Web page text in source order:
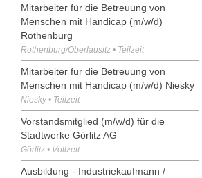
Mitarbeiter für die Betreuung von
Menschen mit Handicap (m/w/d)
Rothenburg
Rothenburg/Oberlausitz • Teilzeit
Mitarbeiter für die Betreuung von
Menschen mit Handicap (m/w/d) Niesky
Niesky • Teilzeit
Vorstandsmitglied (m/w/d) für die
Stadtwerke Görlitz AG
Görlitz • Vollzeit
Ausbildung - Industriekaufmann /